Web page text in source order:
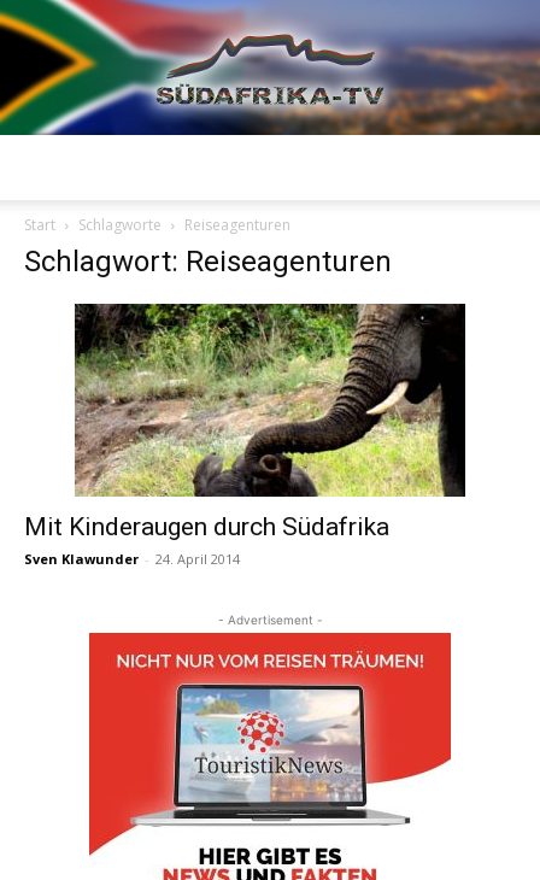
Start Schlagworte Reiseagenturen
Schlagwort: Reiseagenturen
Mit Kinderaugen durch Südafrika
Sven Klawunder - 24. April 2014
- Advertisement -